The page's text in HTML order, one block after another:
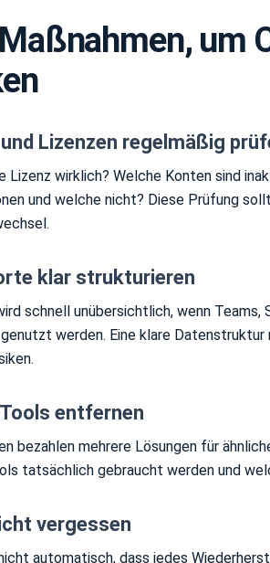
um
Lizenzen regelmäßig
Lizenz wirklich? Welche Konten sind
und welche nicht? Diese Prüfung
klar strukturieren
schnell unübersichtlich, wenn Teams,
werden. Eine klare
entfernen
bezahlen mehrere Lösungen für
tatsächlich gebraucht werden und
vergessen
automatisch, dass jedes